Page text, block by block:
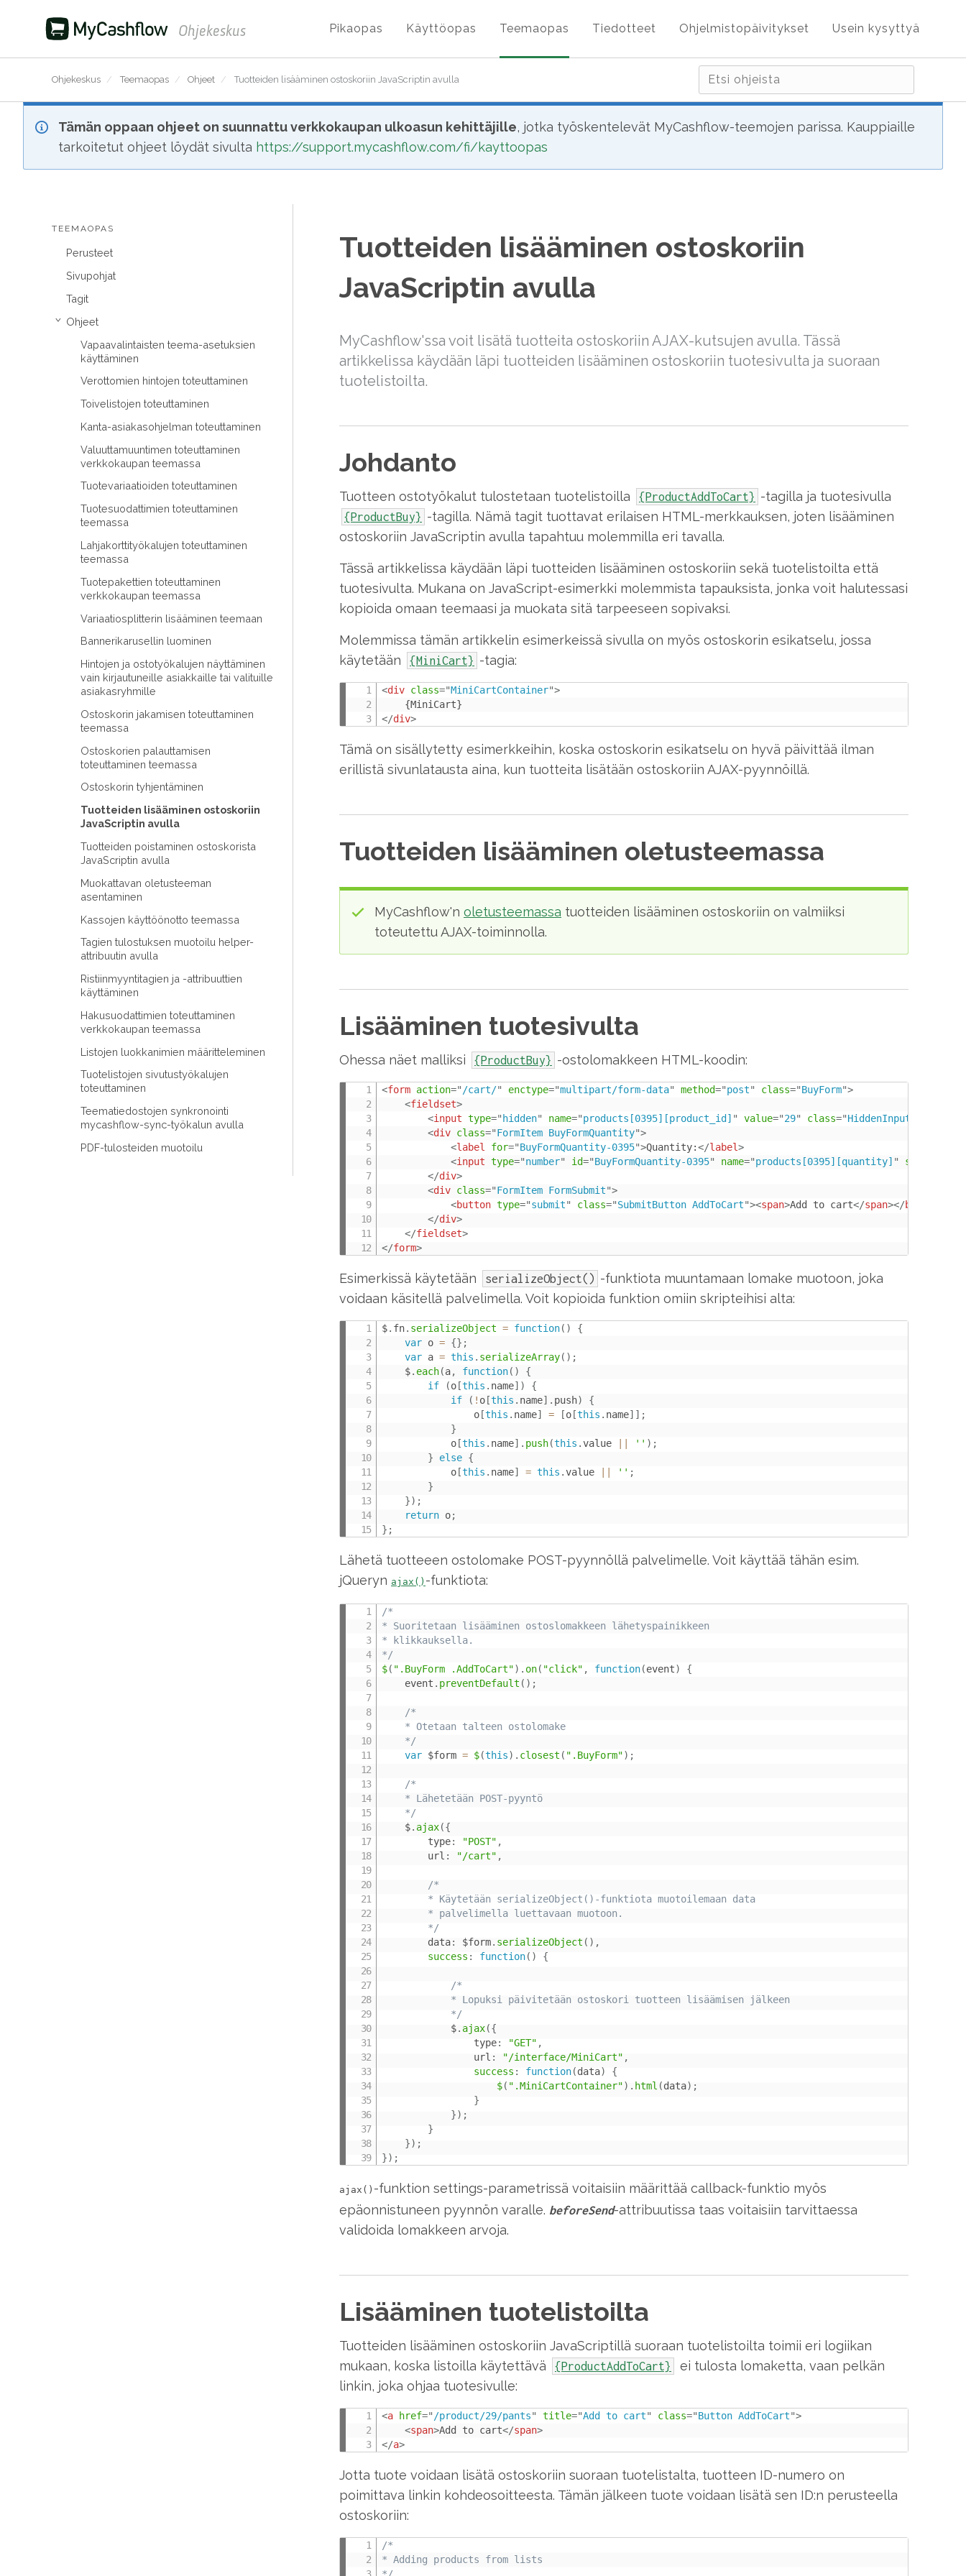
Ohjekeskus Pikaopas Käyttöopas Teemaopas Tiedotteet Ohjelmistopäivitykset Usein kysyttyä
Ohjekeskus / Teemaopas / Ohjeet / Tuotteiden lisääminen ostoskoriin JavaScriptin avulla
Tämän oppaan ohjeet on suunnattu verkkokaupan ulkoasun kehittäjille, jotka työskentelevät MyCashflow-teemojen parissa. Kauppiaille
tarkoitetut ohjeet löydät sivulta https://support.mycashflow.com/fi/kayttoopas
TEEMAOPAS
Perusteet
Sivupohjat
Tagit
› Ohjeet
Vapaavalintaisten teema-asetuksien
käyttäminen
Verottomien hintojen toteuttaminen
Toivelistojen toteuttaminen
Kanta-asiakasohjelman toteuttaminen
Valuuttamuuntimen toteuttaminen
verkkokaupan teemassa
Tuotevariaatioiden toteuttaminen
Tuotesuodattimien toteuttaminen
teemassa
Lahjakorttityökalujen toteuttaminen
teemassa
Tuotepakettien toteuttaminen
verkkokaupan teemassa
Variaatiosplitterin lisääminen teemaan
Bannerikarusellin luominen
Hintojen ja ostotyökalujen näyttäminen
vain kirjautuneille asiakkaille tai valituille
asiakasryhmille
Ostoskorin jakamisen toteuttaminen
teemassa
Ostoskorien palauttamisen
toteuttaminen teemassa
Ostoskorin tyhjentäminen
Tuotteiden lisääminen ostoskoriin
JavaScriptin avulla
Tuotteiden poistaminen ostoskorista
JavaScriptin avulla
Muokattavan oletusteeman
asentaminen
Kassojen käyttöönotto teemassa
Tagien tulostuksen muotoilu helper-
attribuutin avulla
Ristiinmyyntitagien ja -attribuuttien
käyttäminen
Hakusuodattimien toteuttaminen
verkkokaupan teemassa
Listojen luokkanimien määritteleminen
Tuotelistojen sivutustyökalujen
toteuttaminen
Teematiedostojen synkronointi
mycashflow-sync-työkalun avulla
PDF-tulosteiden muotoilu
Tuotteiden lisääminen ostoskoriin
JavaScriptin avulla
MyCashflow'ssa voit lisätä tuotteita ostoskoriin AJAX-kutsujen avulla. Tässä
artikkelissa käydään läpi tuotteiden lisääminen ostoskoriin tuotesivulta ja suoraan
tuotelistoilta.
Johdanto
Tuotteen ostotyökalut tulostetaan tuotelistoilla {ProductAddToCart} -tagilla ja tuotesivulla
{ProductBuy} -tagilla. Nämä tagit tuottavat erilaisen HTML-merkkauksen, joten lisääminen
ostoskoriin JavaScriptin avulla tapahtuu molemmilla eri tavalla.
Tässä artikkelissa käydään läpi tuotteiden lisääminen ostoskoriin sekä tuotelistoilta että
tuotesivulta. Mukana on JavaScript-esimerkki molemmista tapauksista, jonka voit halutessasi
kopioida omaan teemaasi ja muokata sitä tarpeeseen sopivaksi.
Molemmissa tämän artikkelin esimerkeissä sivulla on myös ostoskorin esikatselu, jossa
käytetään
{MiniCart} -tagia:
<div class="MiniCartContainer">
</div>
Tämä on sisällytetty esimerkkeihin, koska ostoskorin esikatselu on hyvä päivittää ilman
erillistä sivunlatausta aina, kun tuotteita lisätään ostoskoriin AJAX-pyynnöillä.
Tuotteiden lisääminen oletusteemassa
MyCashflow'n oletusteemassa tuotteiden lisääminen ostoskoriin on valmiiksi
toteutettu AJAX-toiminnolla.
Lisääminen tuotesivulta
Ohessa näet malliksi {ProductBuy} -ostolomakkeen HTML-koodin:
<form action=" /cart/" enctype="multipart/form-data" method="post" class="BuyForm">
<fieldset>
<input type=" hidden" name="products[0395][product_id] " value="29" class="HiddenInput
<div class="FormItem BuyFormQuantity">
<label for="BuyFormQuantity-0395">Quantity:</label>
<input type="number" id="BuyFormQuantity-0395" name="products[0395][quantity] " size
</div>
<div class="FormItem FormSubmit">
<button type="submit" class="SubmitButton AddToCart"><span>Add to cart</span></button
</div>
</fieldset>
</form>
Esimerkissä käytetään serializeObject() -funktiota muuntamaan lomake muotoon, joka
voidaan käsitellä palvelimella. Voit kopioida funktion omiin skripteihisi alta:
$. fn. serializeObject = function( )
{
var o = {} ;
var a = this . serializeArray( ) ;
    $
. each(a, function( )
{
if
(o [this . name] )
{
if
( ! o [this . name] . push)
{
    			o
[this . name] = [o [this . name] ] ;
}
    		o
[this . name] . push(this .value '' ) ;
}
else {
    		o
[this . name] = this .value '' ;
}
}) ;
return o;
} ;
Lähetä tuotteeen ostolomake POST-pyynnöllä palvelimelle. Voit käyttää tähän esim.
jQueryn ajax() -funktiota:
/*
* Suoritetaan lisääminen ostoslomakkeen lähetyspainikkeen
* klikkauksella.
*/
$( ".BuyForm .AddToCart") . on( "click" , function(event)
{
	event
. preventDefault ( ) ;
/*
	*/
var $form = $(this) . closest ( ".BuyForm") ;
/*
	*/
	$
. ajax({
		type
: "POST" ,
		url
: "/cart" ,
/*
		*/
		data
: $form. serializeObject ( ) ,
success : function( ) {
/*
			*/
			$
. ajax({
				type
: "GET" ,
				url
: "/interface/MiniCart" ,
success : function(data)
{
$( ".MiniCartContainer") . html (data) ;
}
}) ;
}
}) ;
}) ;
ajax() -funktion settings-parametrissä voitaisiin määrittää callback-funktio myös
epäonnistuneen pyynnön varalle. beforeSend-attribuutissa taas voitaisiin tarvittaessa
validoida lomakkeen arvoja.
Lisääminen tuotelistoilta
Tuotteiden lisääminen ostoskoriin JavaScriptillä suoraan tuotelistoilta toimii eri logiikan
mukaan, koska listoilla käytettävä
{ProductAddToCart}
ei tulosta lomaketta, vaan pelkän
linkin, joka ohjaa tuotesivulle:
<a href=" /product/29/pants" title="Add to cart" class="Button AddToCart">
<span>Add to cart</span>
</a>
Jotta tuote voidaan lisätä ostoskoriin suoraan tuotelistalta, tuotteen ID-numero on
poimittava linkin kohdeosoitteesta. Tämän jälkeen tuote voidaan lisätä sen ID:n perusteella
ostoskoriin:
/*
* Adding products from lists